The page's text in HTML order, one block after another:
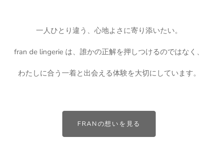
一人ひとり違う、心地よさに寄り添いたい。
fran de lingerie は、誰かの正解を押しつけるのではなく、
わたしに合う一着と出会える体験を大切にしています。
FRANの想いを見る